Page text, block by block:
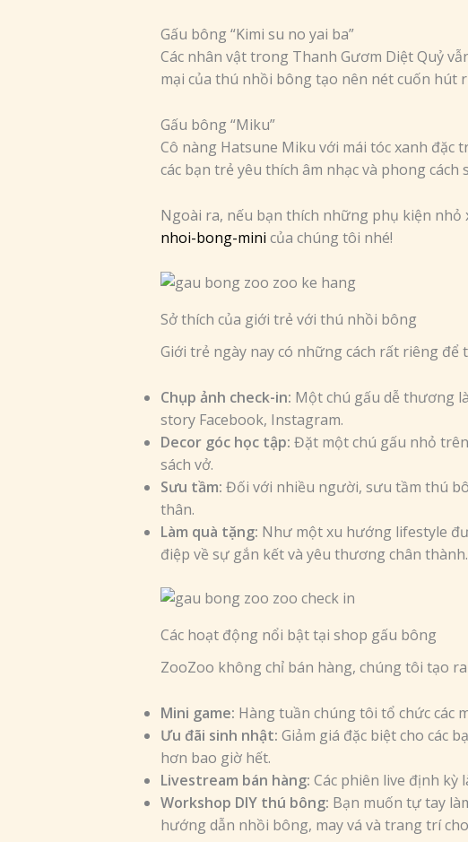
Gấu bông “Kimi su no yai ba”
Các nhân vật trong Thanh Gươm Diệt Quỷ
mại của thú nhồi bông tạo nên nét cuốn hút
Gấu bông “Miku”
Cô nàng Hatsune Miku với mái tóc xanh
các bạn trẻ yêu thích âm nhạc và phong cách
Ngoài ra, nếu bạn thích những phụ kiện
nhoi-bong-mini của chúng tôi nhé!
Sở thích của giới trẻ với thú nhồi bông
Giới trẻ ngày nay có những cách rất riêng
Chụp ảnh check-in: Một chú gấu dễ thương
story Facebook, Instagram.
Decor góc học tập: Đặt một chú gấu nhỏ
sách vở.
Sưu tầm: Đối với nhiều người, sưu tầm thú
thân.
Làm quà tặng: Như một xu hướng lifestyle
điệp về sự gắn kết và yêu thương chân thành.
Các hoạt động nổi bật tại shop gấu bông
ZooZoo không chỉ bán hàng, chúng tôi tạo
Mini game: Hàng tuần chúng tôi tổ chức các
Ưu đãi sinh nhật: Giảm giá đặc biệt cho các
hơn bao giờ hết.
Livestream bán hàng: Các phiên live định kỳ
Workshop DIY thú bông: Bạn muốn tự tay
hướng dẫn nhồi bông, may vá và trang trí